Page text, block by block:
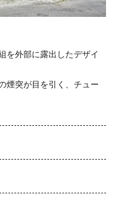
を外部に露出したデザイ
煙突が目を引く、チュー